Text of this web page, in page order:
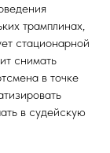
трамплинах,
стационарной
снимать
в точке
в судейскую